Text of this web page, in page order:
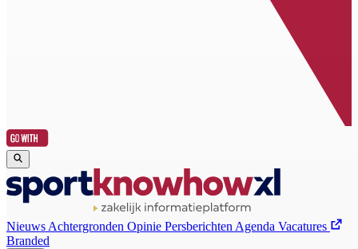
Nieuws Achtergronden Opinie Persberichten Agenda Vacatures
Branded